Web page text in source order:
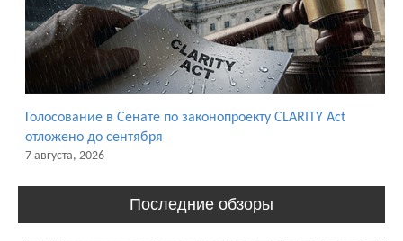
Голосование в Сенате по законопроекту CLARITY Act
отложено до сентября
7 августа, 2026
Последние обзоры